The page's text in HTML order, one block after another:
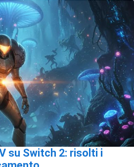
su Switch 2: risolti i